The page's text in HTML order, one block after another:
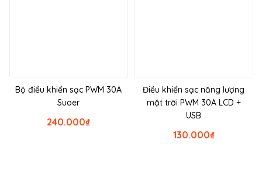
Bộ điều khiển sạc PWM 30A
Suoer
₫
240.000
Điều khiển sạc năng lượng
mặt trời PWM 30A LCD +
USB
₫
130.000